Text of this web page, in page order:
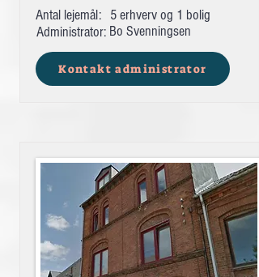
Antal lejemål:
Administrator:
5 erhverv og 1 bolig
Bo Svenningsen
Kontakt administrator